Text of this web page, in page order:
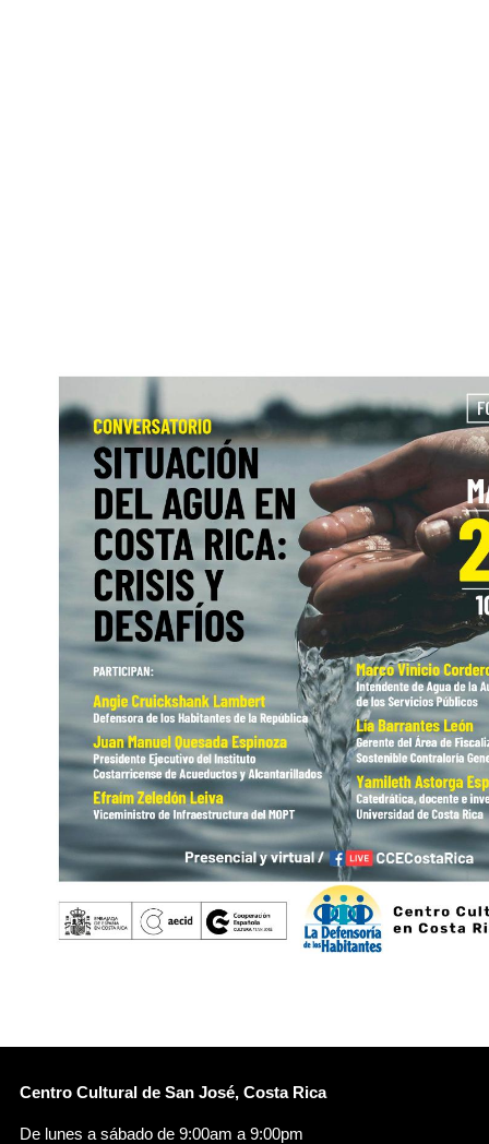
Centro Cultural de San José, Costa Rica
De lunes a sábado de 9:00am a 9:00pm